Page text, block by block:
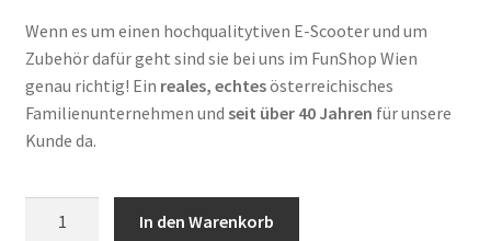
Wenn es um einen hochqualitytiven E-Scooter und um
Zubehör dafür geht sind sie bei uns im FunShop Wien
genau richtig! Ein reales, echtesösterreichisches
Familienunternehmen und seit über 40 Jahren für unsere
Kunde da.
In den Warenkorb